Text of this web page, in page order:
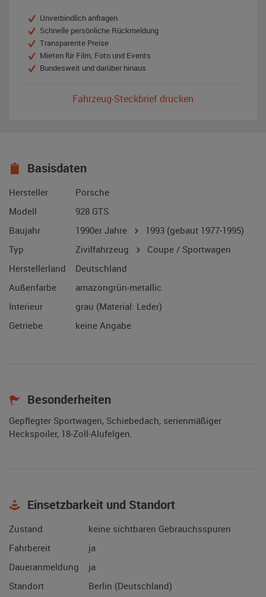
Unverbindlich anfragen
Schnelle persönliche Rückmeldung
Transparente Preise
Mieten für Film, Foto und Events
Bundesweit und darüber hinaus
Fahrzeug-Steckbrief drucken
Basisdaten
Hersteller
Porsche
Modell
928 GTS
Baujahr
1990er Jahre 1993 (gebaut 1977-1995)
Typ
Zivilfahrzeug
Coupe / Sportwagen
Herstellerland
Deutschland
Außenfarbe
amazongrün-metallic
Interieur
grau (Material: Leder)
Getriebe
keine Angabe
Besonderheiten
Gepflegter Sportwagen, Schiebedach, serienmäßiger
Heckspoiler, 18-Zoll-Alufelgen.
Einsetzbarkeit und Standort
Zustand
keine sichtbaren Gebrauchsspuren
Fahrbereit
ja
Daueranmeldung
ja
Standort
Berlin (Deutschland)